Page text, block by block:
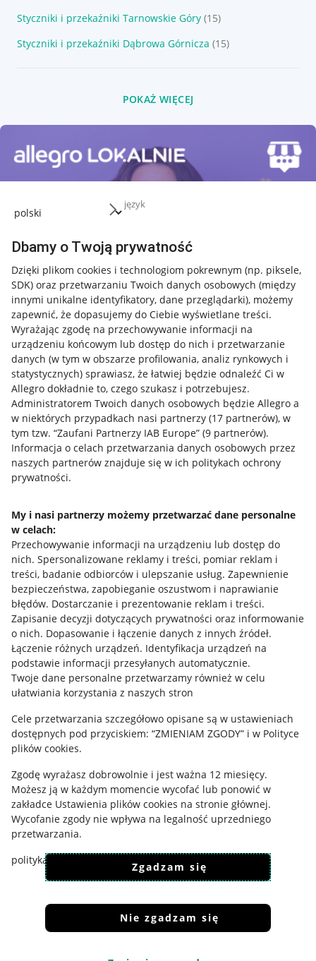
język
Dbamy o Twoją prywatność
Dzięki plikom cookies i technologiom pokrewnym (np. piksele,
SDK) oraz przetwarzaniu Twoich danych osobowych (między
innymi unikalne identyfikatory, dane przeglądarki), możemy
zapewnić, że dopasujemy do Ciebie wyświetlane treści.
Wyrażając zgodę na przechowywanie informacji na
urządzeniu końcowym lub dostęp do nich i przetwarzanie
danych (w tym w obszarze profilowania, analiz rynkowych i
statystycznych) sprawiasz, że łatwiej będzie odnaleźć Ci w
Allegro dokładnie to, czego szukasz i potrzebujesz.
Administratorem Twoich danych osobowych będzie Allegro a
w niektórych przypadkach nasi partnerzy (17 partnerów), w
tym tzw. “Zaufani Partnerzy IAB Europe” (9 partnerów).
Informacja o celach przetwarzania danych osobowych przez
naszych partnerów znajduje się w ich politykach ochrony
prywatności.
My i nasi partnerzy możemy przetwarzać dane personalne
w celach:
Przechowywanie informacji na urządzeniu lub dostęp do
nich. Spersonalizowane reklamy i treści, pomiar reklam i
treści, badanie odbiorców i ulepszanie usług. Zapewnienie
bezpieczeństwa, zapobieganie oszustwom i naprawianie
błędów. Dostarczanie i prezentowanie reklam i treści.
Zapisanie decyzji dotyczących prywatności oraz informowanie
o nich. Dopasowanie i łączenie danych z innych źródeł.
Łączenie różnych urządzeń. Identyfikacja urządzeń na
podstawie informacji przesyłanych automatycznie.
Twoje dane personalne przetwarzamy również w celu
ułatwiania korzystania z naszych stron
Cele przetwarzania szczegółowo opisane są w ustawieniach
dostępnych pod przyciskiem: “ZMIENIAM ZGODY” i w Polityce
plików cookies.
Zgodę wyrażasz dobrowolnie i jest ważna 12 miesięcy.
Możesz ją w każdym momencie wycofać lub ponowić w
zakładce Ustawienia plików cookies na stronie głównej.
Wycofanie zgody nie wpływa na legalność uprzedniego
przetwarzania.
polityka plików cookies
polityka ochrony prywatności
Zgadzam się
Nie zgadzam się
Styczniki i przekaźniki Tarnowskie Góry (15)
Styczniki i przekaźniki Dąbrowa Górnicza (15)
POKAŻ WIĘCEJ
Przydatne informacje
Jak to działa
Napisz do nas
Allegro Gadane dla kupujących
Mapa miejscowości
Informacje prawne
Regulamin
Polityka plików "cookies"
Ustawienia plików "cookies"
Udostępnianie lokalizacji
Informacje dla Aktu o Usługach Cyfrowych
Pobierz aplikację
Korzystanie z serwisu oznacza akceptacjęregulaminu